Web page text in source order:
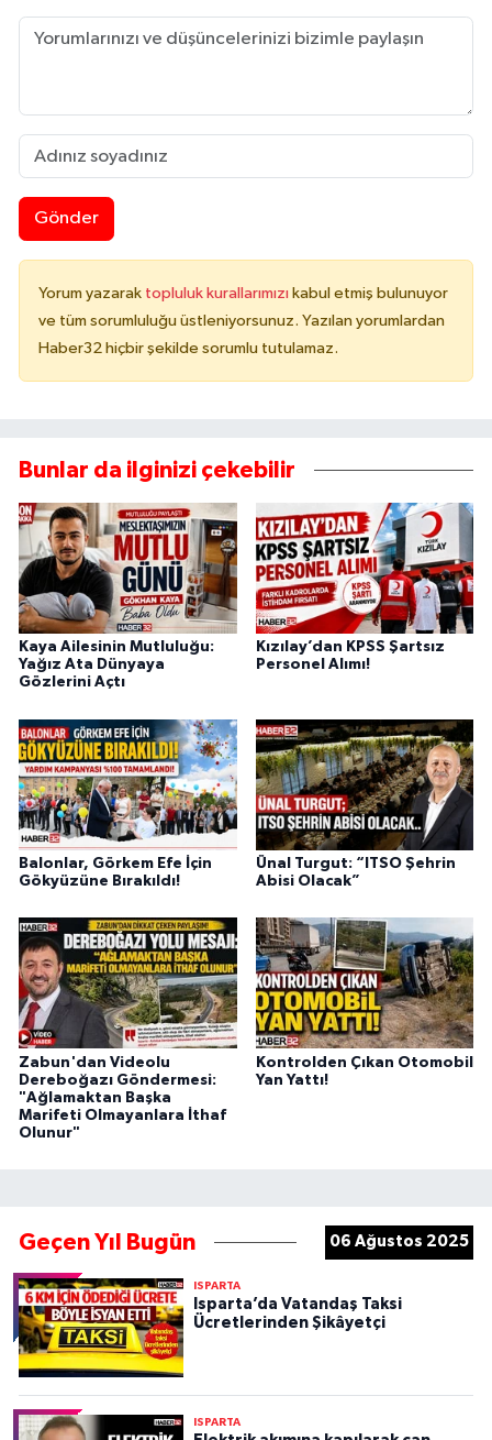
Gönder
Yorum yazarak topluluk kurallarımızı kabul etmiş bulunuyor
ve tüm sorumluluğu üstleniyorsunuz. Yazılan yorumlardan
Haber32 hiçbir şekilde sorumlu tutulamaz.
Bunlar da ilginizi çekebilir
Kaya Ailesinin Mutluluğu:
Yağız Ata Dünyaya
Gözlerini Açtı
Kızılay’dan KPSS Şartsız
Personel Alımı!
Balonlar, Görkem Efe İçin
Gökyüzüne Bırakıldı!
Ünal Turgut: “ITSO Şehrin
Abisi Olacak”
Zabun'dan Videolu
Dereboğazı Göndermesi:
"Ağlamaktan Başka
Marifeti Olmayanlara İthaf
Olunur"
Kontrolden Çıkan Otomobil
Yan Yattı!
Geçen Yıl Bugün 06 Ağustos 2025
ISPARTA
Isparta’da Vatandaş Taksi
Ücretlerinden Şikâyetçi
ISPARTA